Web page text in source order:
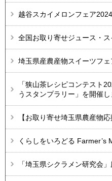
越谷スカイメロンフェア
全国お取り寄せジュース・ス
埼玉県産農産物スイーツフェ
「狭山茶レシピコンテスト
うスタンプラリー」を開催し
【お取り寄せ埼玉県農産物
くらしをいろどる Farmer’s
「埼玉県シクラメン研究会